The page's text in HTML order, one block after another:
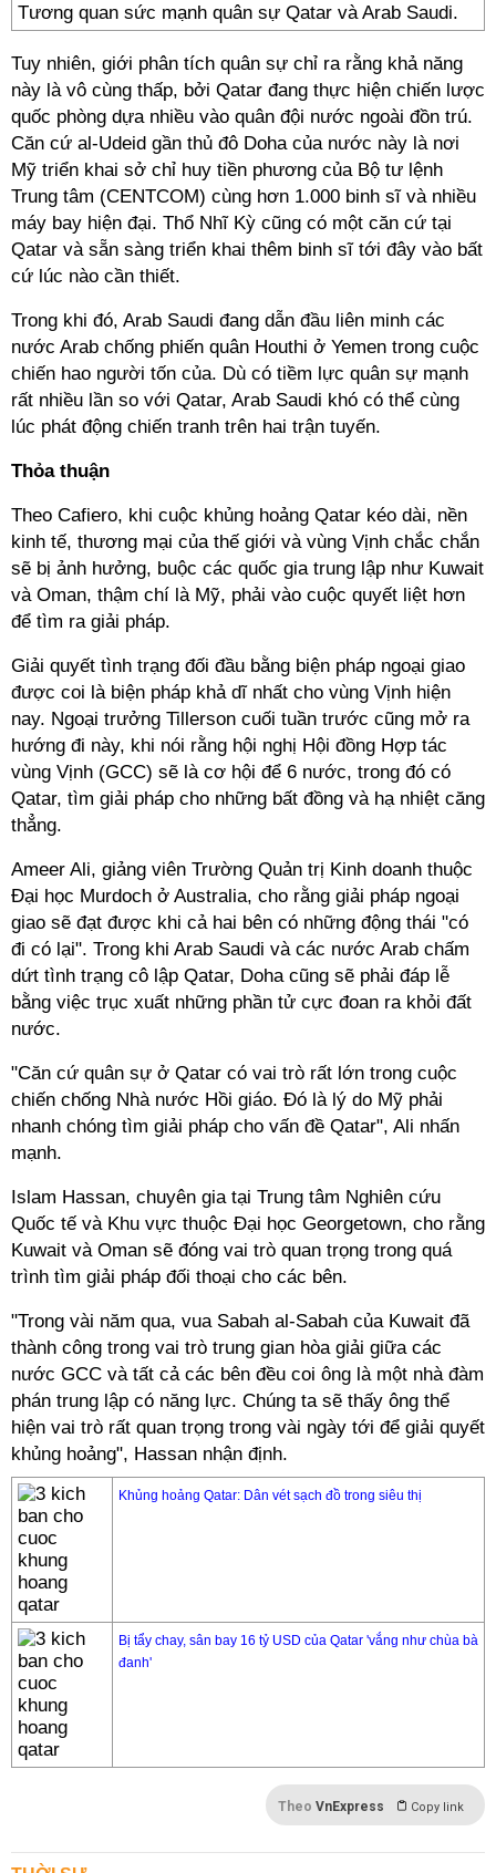
Tương quan sức mạnh quân sự Qatar và Arab Saudi.
Tuy nhiên, giới phân tích quân sự chỉ ra rằng khả năng
này là vô cùng thấp, bởi Qatar đang thực hiện chiến lược
quốc phòng dựa nhiều vào quân đội nước ngoài đồn trú.
Căn cứ al-Udeid gần thủ đô Doha của nước này là nơi
Mỹ triển khai sở chỉ huy tiền phương của Bộ tư lệnh
Trung tâm (CENTCOM) cùng hơn 1.000 binh sĩ và nhiều
máy bay hiện đại. Thổ Nhĩ Kỳ cũng có một căn cứ tại
Qatar và sẵn sàng triển khai thêm binh sĩ tới đây vào bất
cứ lúc nào cần thiết.
Trong khi đó, Arab Saudi đang dẫn đầu liên minh các
nước Arab chống phiến quân Houthi ở Yemen trong cuộc
chiến hao người tốn của. Dù có tiềm lực quân sự mạnh
rất nhiều lần so với Qatar, Arab Saudi khó có thể cùng
lúc phát động chiến tranh trên hai trận tuyến.
Thỏa thuận
Theo Cafiero, khi cuộc khủng hoảng Qatar kéo dài, nền
kinh tế, thương mại của thế giới và vùng Vịnh chắc chắn
sẽ bị ảnh hưởng, buộc các quốc gia trung lập như Kuwait
và Oman, thậm chí là Mỹ, phải vào cuộc quyết liệt hơn
để tìm ra giải pháp.
Giải quyết tình trạng đối đầu bằng biện pháp ngoại giao
được coi là biện pháp khả dĩ nhất cho vùng Vịnh hiện
nay. Ngoại trưởng Tillerson cuối tuần trước cũng mở ra
hướng đi này, khi nói rằng hội nghị Hội đồng Hợp tác
vùng Vịnh (GCC) sẽ là cơ hội để 6 nước, trong đó có
Qatar, tìm giải pháp cho những bất đồng và hạ nhiệt căng
thẳng.
Ameer Ali, giảng viên Trường Quản trị Kinh doanh thuộc
Đại học Murdoch ở Australia, cho rằng giải pháp ngoại
giao sẽ đạt được khi cả hai bên có những động thái "có
đi có lại". Trong khi Arab Saudi và các nước Arab chấm
dứt tình trạng cô lập Qatar, Doha cũng sẽ phải đáp lễ
bằng việc trục xuất những phần tử cực đoan ra khỏi đất
nước.
"Căn cứ quân sự ở Qatar có vai trò rất lớn trong cuộc
chiến chống Nhà nước Hồi giáo. Đó là lý do Mỹ phải
nhanh chóng tìm giải pháp cho vấn đề Qatar", Ali nhấn
mạnh.
Islam Hassan, chuyên gia tại Trung tâm Nghiên cứu
Quốc tế và Khu vực thuộc Đại học Georgetown, cho rằng
Kuwait và Oman sẽ đóng vai trò quan trọng trong quá
trình tìm giải pháp đối thoại cho các bên.
"Trong vài năm qua, vua Sabah al-Sabah của Kuwait đã
thành công trong vai trò trung gian hòa giải giữa các
nước GCC và tất cả các bên đều coi ông là một nhà đàm
phán trung lập có năng lực. Chúng ta sẽ thấy ông thể
hiện vai trò rất quan trọng trong vài ngày tới để giải quyết
khủng hoảng", Hassan nhận định.
Khủng hoảng Qatar: Dân vét sạch đồ trong siêu thị
Bị tẩy chay, sân bay 16 tỷ USD của Qatar 'vắng như chùa bà
đanh'
Theo VnExpress Copy link